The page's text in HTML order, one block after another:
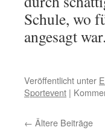
Schule, wo
angesagt war.
Veröffentlicht unter
Sportevent |
← Ältere Beiträge